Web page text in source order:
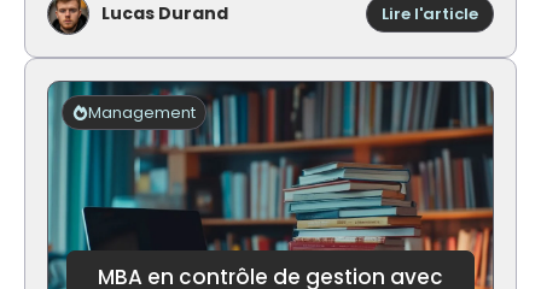
Lucas Durand Lire l'article:
appelle
t-
un
vous
!
MBA en contrôle de gestion avec
Management